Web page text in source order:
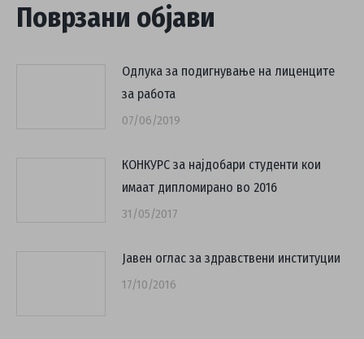
Поврзани објави
Одлука за подигнување на лиценците
за работа
07/06/2019
КОНКУРС за најдобари студенти кои
имаат дипломирано во 2016
31/05/2017
Јавен оглас за здравствени институции
17/10/2016